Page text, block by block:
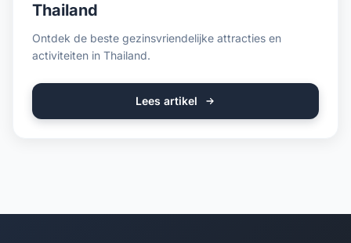
Thailand
Ontdek de beste gezinsvriendelijke attracties en
activiteiten in Thailand.
Lees artikel